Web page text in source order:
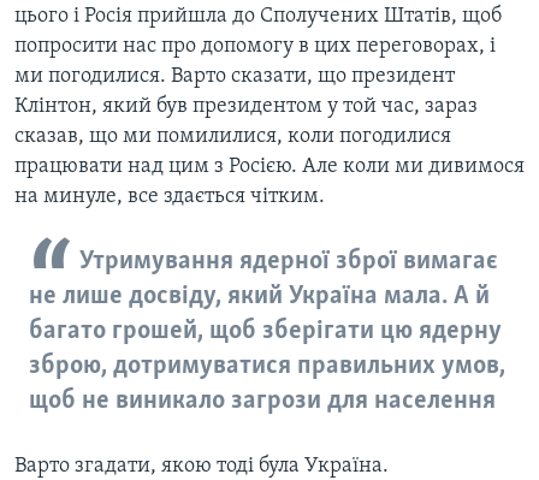
цього і Росія прийшла до Сполучених Штатів, щоб
попросити нас про допомогу в цих переговорах, і
ми погодилися. Варто сказати, що президент
Клінтон, який був президентом у той час, зараз
сказав, що ми помилилися, коли погодилися
працювати над цим з Росією. Але коли ми дивимося
на минуле, все здається чітким.
Утримування ядерної зброї вимагає
не лише досвіду, який Україна мала. А й
багато грошей, щоб зберігати цю ядерну
зброю, дотримуватися правильних умов,
щоб не виникало загрози для населення
Варто згадати, якою тоді була Україна.